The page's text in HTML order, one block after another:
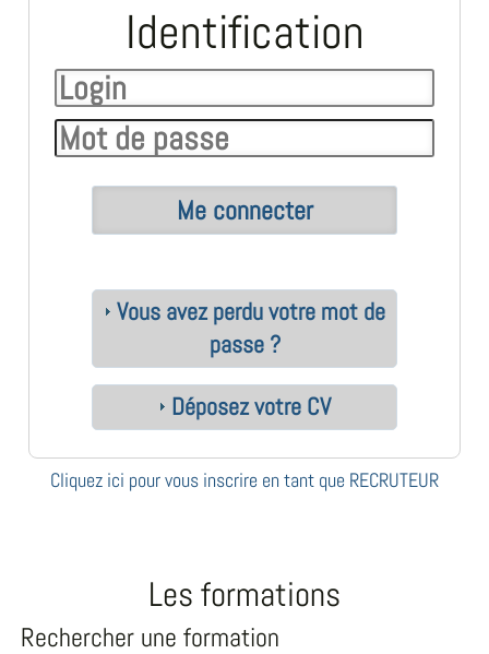
Identification
Vous avez perdu votre mot de
passe ?
Déposez votre CV
Cliquez ici pour vous inscrire en tant que RECRUTEUR
Les formations
Rechercher une formation